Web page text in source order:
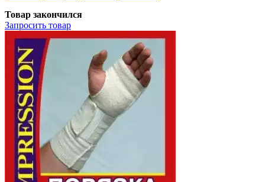
Товар закончился
Запросить товар